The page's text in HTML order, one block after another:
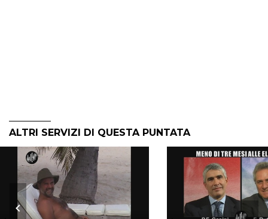
ALTRI SERVIZI DI QUESTA PUNTATA